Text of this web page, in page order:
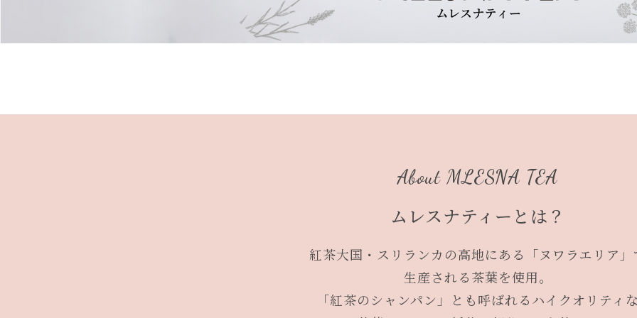
About MLESNA TEA
ムレスナティーとは？
紅茶大国・スリランカの高地にある「ヌワラエリア」
生産される茶葉を使用。
「紅茶のシャンパン」とも呼ばれるハイクオリティ